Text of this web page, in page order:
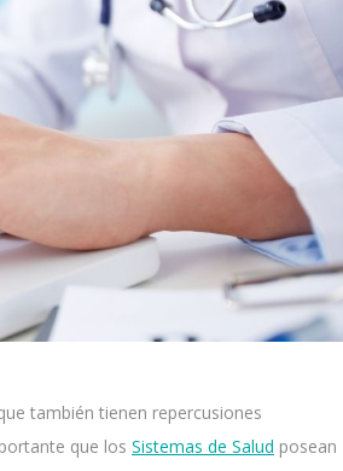
también tienen repercusiones
que los Sistemas de Salud posean